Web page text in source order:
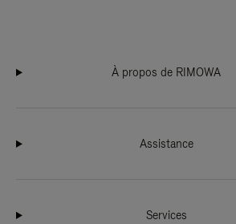
À propos de RIMOWA
Assistance
Services